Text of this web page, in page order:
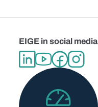
EIGE in social media